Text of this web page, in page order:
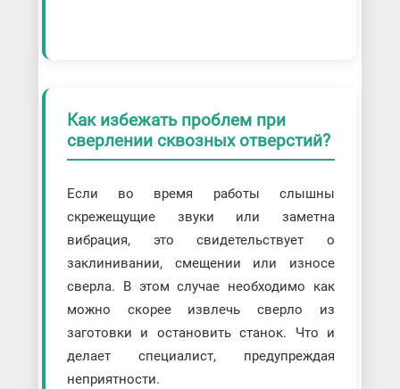
Как избежать проблем при
сверлении сквозных отверстий?
Если во время работы слышны
скрежещущие звуки или заметна
вибрация, это свидетельствует о
заклинивании, смещении или износе
сверла. В этом случае необходимо как
можно скорее извлечь сверло из
заготовки и остановить станок. Что и
делает специалист, предупреждая
неприятности.